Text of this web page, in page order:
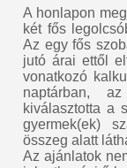
A honlapon
két fős
Az egy fős
jutó árai ettől
vonatkozó
naptárban,
kiválasztotta a
gyermek(ek)
összeg alatt
Az ajánlatok